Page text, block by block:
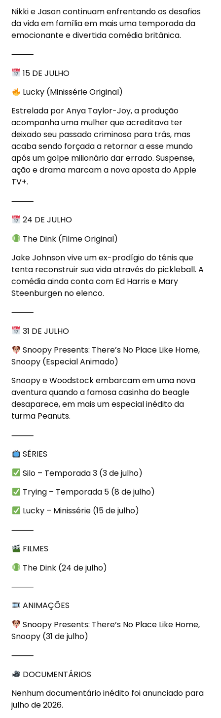
Nikki e Jason continuam enfrentando os desafios
da vida em família em mais uma temporada da
emocionante e divertida comédia britânica.
⸻
15 DE JULHO
Lucky (Minissérie Original)
Estrelada por Anya Taylor-Joy, a produção
acompanha uma mulher que acreditava ter
deixado seu passado criminoso para trás, mas
acaba sendo forçada a retornar a esse mundo
após um golpe milionário dar errado. Suspense,
ação e drama marcam a nova aposta do Apple
TV+.
⸻
24 DE JULHO
The Dink (Filme Original)
Jake Johnson vive um ex-prodígio do tênis que
tenta reconstruir sua vida através do pickleball. A
comédia ainda conta com Ed Harris e Mary
Steenburgen no elenco.
⸻
31 DE JULHO
Snoopy Presents: There’s No Place Like Home,
Snoopy (Especial Animado)
Snoopy e Woodstock embarcam em uma nova
aventura quando a famosa casinha do beagle
desaparece, em mais um especial inédito da
turma Peanuts.
⸻
SÉRIES
Silo – Temporada 3 (3 de julho)
Trying – Temporada 5 (8 de julho)
Lucky – Minissérie (15 de julho)
⸻
FILMES
The Dink (24 de julho)
⸻
ANIMAÇÕES
Snoopy Presents: There’s No Place Like Home,
Snoopy (31 de julho)
⸻
DOCUMENTÁRIOS
Nenhum documentário inédito foi anunciado para
julho de 2026.